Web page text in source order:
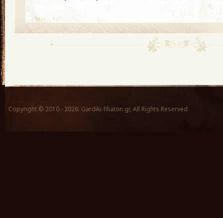
Copyright © 2010 - 2026. Gardiki-filiaton.gr, All Rights Reserved